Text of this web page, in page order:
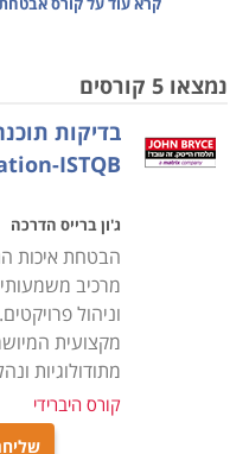
ותקנים חיצוניים, בעיקר
קריטית; מי שירכוש
יפסיד כמה שקלים ואולי
את בריאותו או חייו. לשם
להיות כפופים לגורמים
איגוד התקינה, מינהל
הציבורית לאיכות בישראל
לאלקטרוטכניקה. במקרים
מרצון לעמוד בכללים אשר
, אשר מזוהים
נמצאו 5 קורסים
ISTQB
ג'ון ברייס הדרכה
הבטחת איכות
מרכיב
וניהול
מקצועית
מתודולוגיות
קורס היברידי